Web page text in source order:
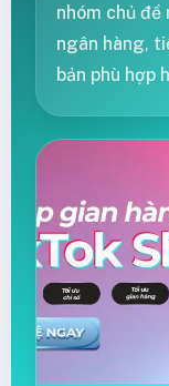
nhóm chủ đề
ngân hàng,
bản phù hợp